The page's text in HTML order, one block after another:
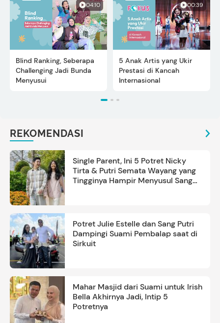
04:10
Blind Ranking, Seberapa
Challenging Jadi Bunda
Menyusui
00:39
5 Anak Artis yang Ukir
Prestasi di Kancah
Internasional
REKOMENDASI
Single Parent, Ini 5 Potret Nicky
Tirta & Putri Semata Wayang yang
Tingginya Hampir Menyusul Sang
Potret Julie Estelle dan Sang Putri
Dampingi Suami Pembalap saat di
Sirkuit
Mahar Masjid dari Suami untuk Irish
Bella Akhirnya Jadi, Intip 5
Potretnya